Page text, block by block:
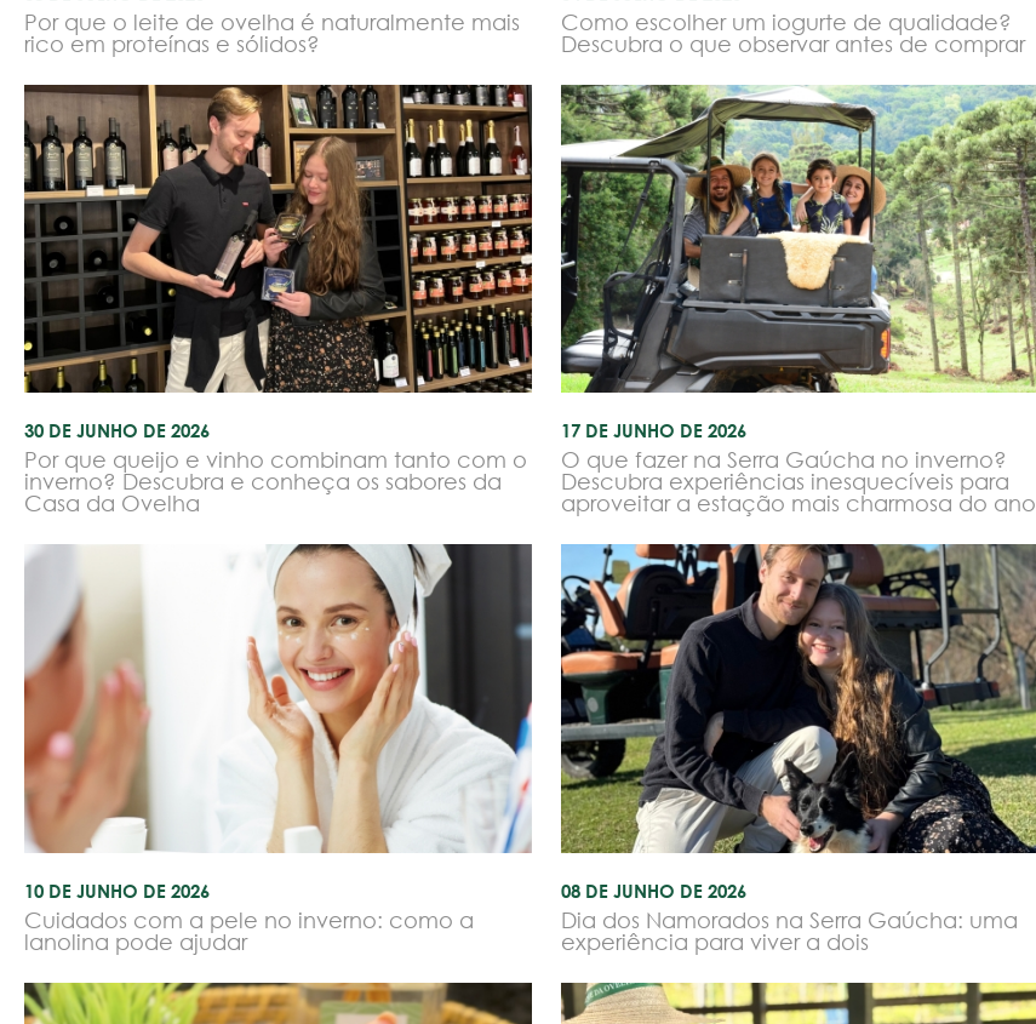
Por que o leite de ovelha é naturalmente mais
rico em proteínas e sólidos?
Como escolher um iogurte de qualidade?
Descubra o que observar antes de comprar
30 DE JUNHO DE 2026
Por que queijo e vinho combinam tanto com o
inverno? Descubra e conheça os sabores da
Casa da Ovelha
17 DE JUNHO DE 2026
O que fazer na Serra Gaúcha no inverno?
Descubra experiências inesquecíveis para
aproveitar a estação mais charmosa do ano
10 DE JUNHO DE 2026
Cuidados com a pele no inverno: como a
lanolina pode ajudar
08 DE JUNHO DE 2026
Dia dos Namorados na Serra Gaúcha: uma
experiência para viver a dois